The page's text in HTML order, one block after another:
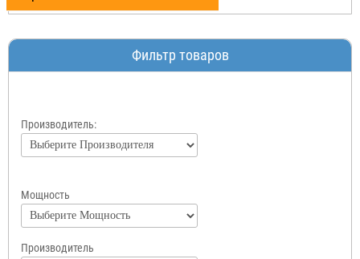
Фильтр товаров
Производитель:
Мощность
Производитель